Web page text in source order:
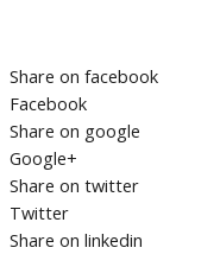
Share on facebook
Facebook
Share on google
Google+
Share on twitter
Twitter
Share on linkedin